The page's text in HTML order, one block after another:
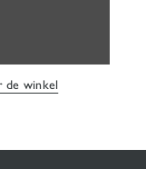
de winkel